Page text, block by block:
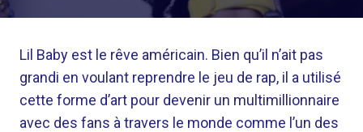
Lil Baby est le rêve américain. Bien qu’il n’ait pas
grandi en voulant reprendre le jeu de rap, il a utilisé
cette forme d’art pour devenir un multimillionnaire
avec des fans à travers le monde comme l’un des